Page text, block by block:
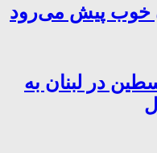
خوب پیش می‌رود
در لبنان به